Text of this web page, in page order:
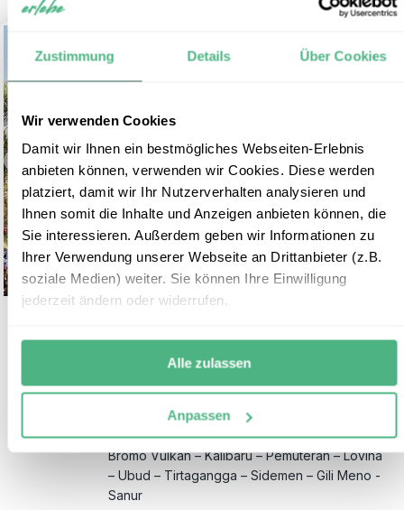
Zustimmung Details Über Cookies
Wir verwenden Cookies
Damit wir Ihnen ein bestmögliches Webseiten-Erlebnis
anbieten können, verwenden wir Cookies. Diese werden
platziert, damit wir Ihr Nutzerverhalten analysieren und
Ihnen somit die Inhalte und Anzeigen anbieten können, die
Sie interessieren. Außerdem geben wir Informationen zu
Ihrer Verwendung unserer Webseite an Drittanbieter (z.B.
soziale Medien) weiter. Sie können Ihre Einwilligung
jederzeit ändern oder widerrufen.
Alle zulassen
Anpassen
Strände & Vulkane
Reisedauer:
23 Tage / 22 Nächte
Yogyakarta – Borobudur – Prambanan – Solo –
Candi Sukuh – Tawangmangu – Malang –
Bromo Vulkan – Kalibaru – Pemuteran – Lovina
– Ubud – Tirtagangga – Sidemen – Gili Meno -
Sanur